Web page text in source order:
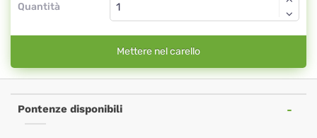
Quantità
Mettere nel carello
Pontenze disponibili